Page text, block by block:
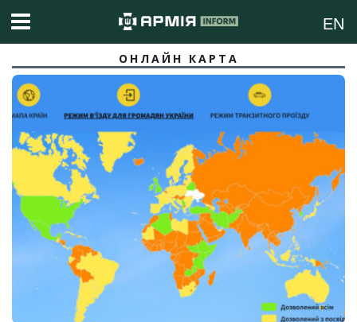
EN
ОНЛАЙН КАРТА